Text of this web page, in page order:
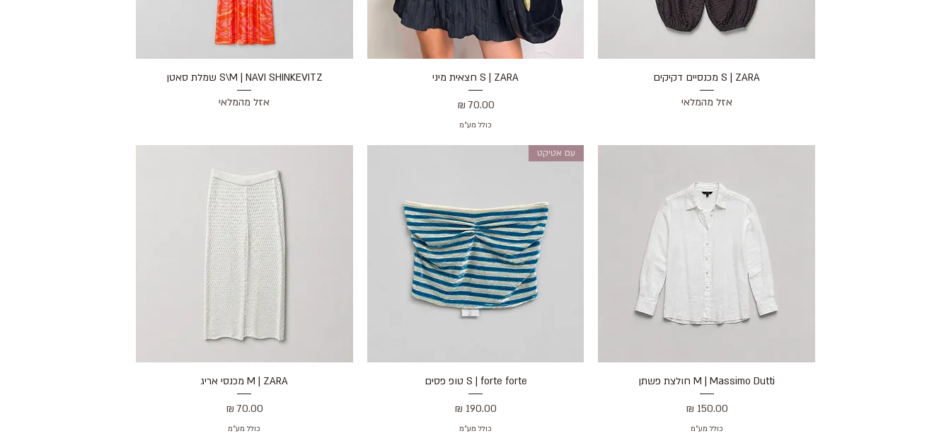
תצוגה מהירהS | ZARA מכנסיים דקיקים
אזל מהמלאי
תצוגה מהירהS | ZARA חצאית מיני
מחיר
כולל מע״מ
תצוגה מהירה
S\M | NAVI SHINKEVITZ שמלת סאטן
אזל מהמלאי
תצוגה מהירה
M | Massimo Dutti חולצת פשתן
מחיר
כולל מע״מ
תצוגה מהירה
עם אטיקט
S | forte forte טופ פסים
מחיר
כולל מע״מ
תצוגה מהירהM | ZARA מכנסי אריג
מחיר
כולל מע״מ